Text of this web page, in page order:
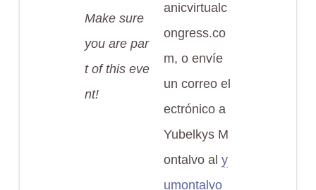
Make sure
you are par
t of this eve
nt!
anicvirtualc
ongress.co
m, o envíe
un correo el
ectrónico a
Yubelkys M
ontalvo al y
umontalvo